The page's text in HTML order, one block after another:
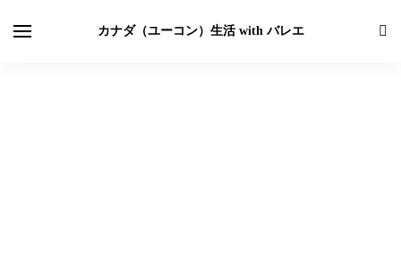
カナダ（ユーコン）生活 with バレエ